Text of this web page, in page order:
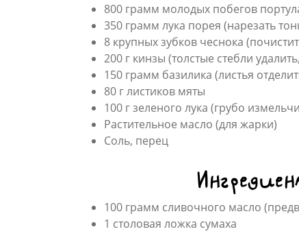
800 грамм молодых побегов
350 грамм лука порея (нарезать
8 крупных зубков чеснока
200 г кинзы (толстые стебли
150 грамм базилика (листья
80 г листиков мяты
100 г зеленого лука (грубо
Растительное масло (для жарки)
Соль, перец
100 грамм сливочного масло
1 столовая ложка сумаха